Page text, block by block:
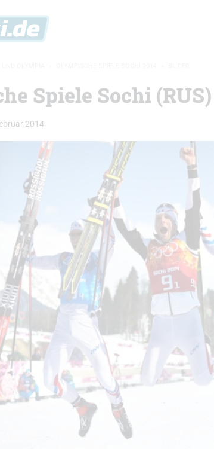
Spiele Sochi
2014